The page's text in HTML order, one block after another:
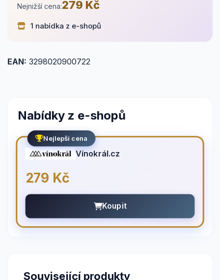
Nejnižší cena:279 Kč
1 nabídka z e-shopů
EAN: 3298020900722
Nabídky z e-shopů
Nejlepší cena
Vínokrál.cz
279 Kč
Koupit
Související produkty